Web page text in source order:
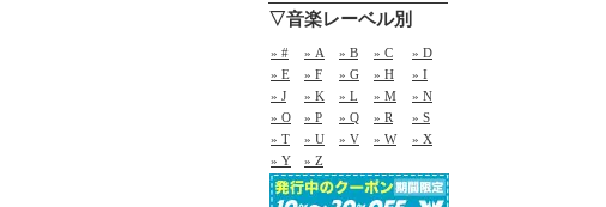
▽音楽レーベル別
» # » A » B » C
» D
» E
» F » G » H
» I
» J
» K » L » M
» N
» O
» P » Q » R
» S
» T
» U » V » W
» X
» Y
» Z